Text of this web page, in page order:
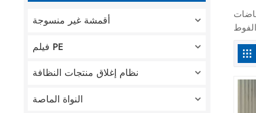
أقمشة غير منسوجة
فيلم PE
نظام إغلاق منتجات النظافة
النواة الماصة